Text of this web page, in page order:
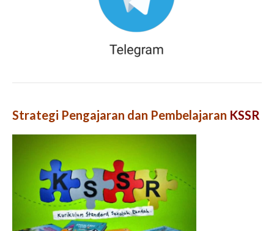
Strategi Pengajaran dan Pembelajaran KSSR